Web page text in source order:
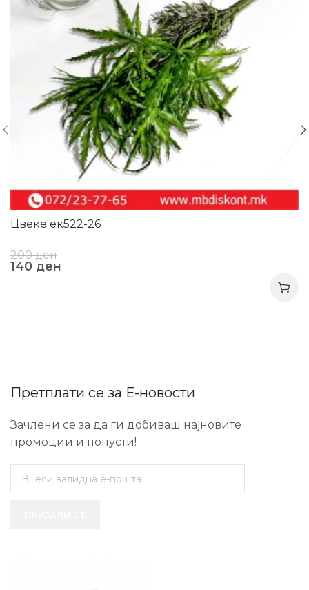
Цвеке ек522-26
200ден
140 ден
Претплати се за Е-новости
Зачлени се за да ги добиваш најновите
промоции и попусти!